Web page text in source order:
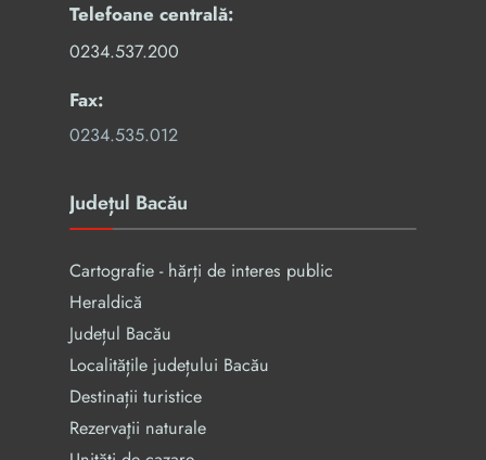
Telefoane centrală:
0234.537.200
Fax:
0234.535.012
Județul Bacău
Cartografie - hărți de interes public
Heraldică
Județul Bacău
Localitățile județului Bacău
Destinații turistice
Rezervaţii naturale